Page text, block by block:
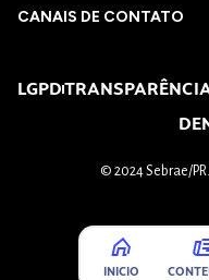
CANAIS DE CONTATO
LGPD
© 2024 Sebrae/
INICIO